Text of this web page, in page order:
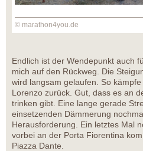
© marathon4you.de
Endlich ist der Wendepunkt auch
mich auf den Rückweg. Die
wird langsam gelaufen. So
Lorenzo zurück. Gut, dass es an
trinken gibt. Eine lange gerade
einsetzenden Dämmerung
Herausforderung. Ein letztes Mal
vorbei an der Porta Fiorentina
Piazza Dante.